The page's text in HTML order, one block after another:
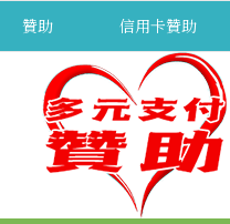
贊助 信用卡贊助